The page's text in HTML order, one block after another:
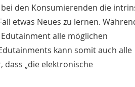
den Konsumierenden die
etwas Neues zu lernen.
alle möglichen
kann somit auch alle
dass „die elektronische